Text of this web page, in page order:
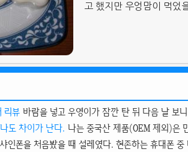
고 했지만 우엉맘이 먹었
리뷰 바람을 넣고 우영이가 잠깐 탄 뒤 다음 날 보
도 차이가 난다. 나는 중국산 제품(OEM 제외)은
샤인폰을 처음봤을 때 설레였다. 현존하는 휴대폰 중